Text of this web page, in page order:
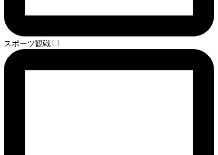
スポーツ観戦